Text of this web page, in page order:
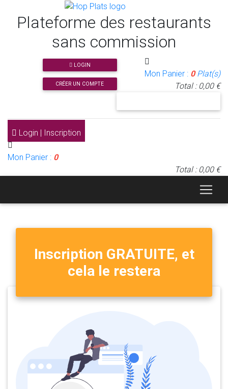
Plateforme des restaurants
sans commission
LOGIN
CRÉER UN COMPTE
Mon Panier : 0Plat(s)
Total : 0,00 €
Login | Inscription
Mon Panier : 0
Total : 0,00 €
Inscription GRATUITE, et
cela le restera